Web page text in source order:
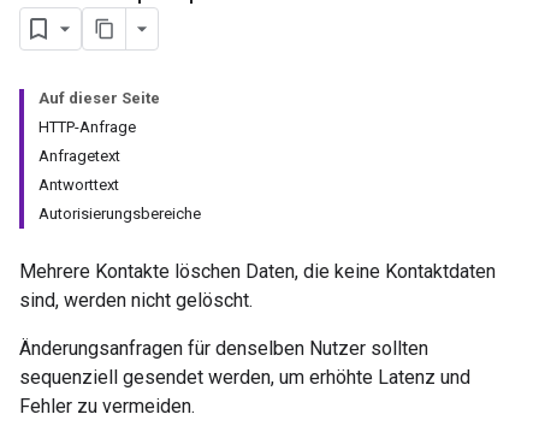
Auf dieser Seite
HTTP-Anfrage
Anfragetext
Antworttext
Autorisierungsbereiche
Mehrere Kontakte löschen Daten, die keine Kontaktdaten
sind, werden nicht gelöscht.
Änderungsanfragen für denselben Nutzer sollten
sequenziell gesendet werden, um erhöhte Latenz und
Fehler zu vermeiden.